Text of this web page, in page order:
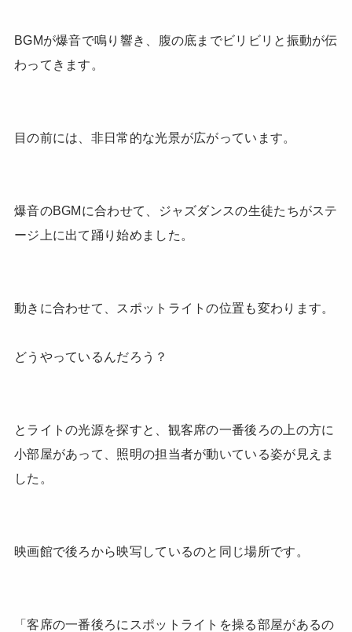
BGMが爆音で鳴り響き、腹の底までビリビリと振動が伝
わってきます。
目の前には、非日常的な光景が広がっています。
爆音のBGMに合わせて、ジャズダンスの生徒たちがステ
ージ上に出て踊り始めました。
動きに合わせて、スポットライトの位置も変わります。
どうやっているんだろう？
とライトの光源を探すと、観客席の一番後ろの上の方に
小部屋があって、照明の担当者が動いている姿が見えま
した。
映画館で後ろから映写しているのと同じ場所です。
「客席の一番後ろにスポットライトを操る部屋があるの